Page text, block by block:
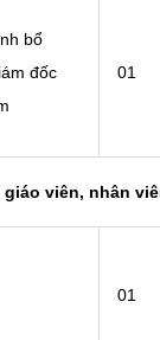
bổ
đốc
01
giáo viên, nhân
01